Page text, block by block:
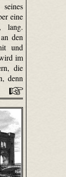
eine
lang.
den
und
im
die
denn